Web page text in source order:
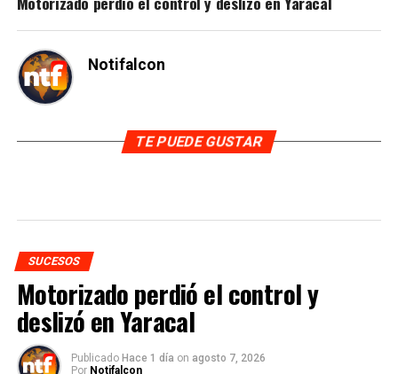
Notifalcon
TE PUEDE GUSTAR
SUCESOS
Motorizado perdió el control y
deslizó en Yaracal
Publicado Hace 1 día on agosto 7, 2026
Por Notifalcon